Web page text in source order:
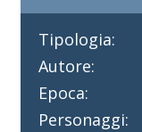
Tipologia:
Autore:
Epoca:
Personaggi: